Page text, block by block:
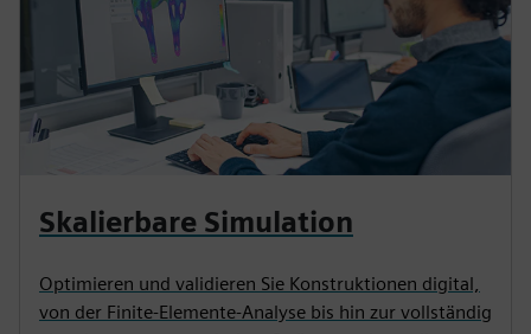
Skalierbare Simulation
Optimieren und validieren Sie Konstruktionen digital,
von der Finite-Elemente-Analyse bis hin zur vollständig